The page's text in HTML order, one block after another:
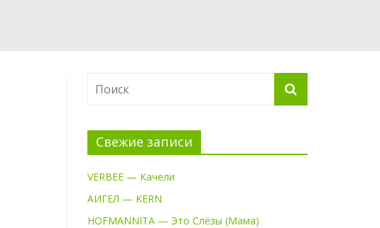
Свежие записи
VERBEE — Качели
АИГЕЛ — KERN
HOFMANNITA — Это Слёзы (Мама)